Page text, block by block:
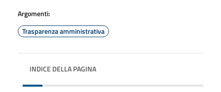
Argomenti:
Trasparenza amministrativa
INDICE DELLA PAGINA